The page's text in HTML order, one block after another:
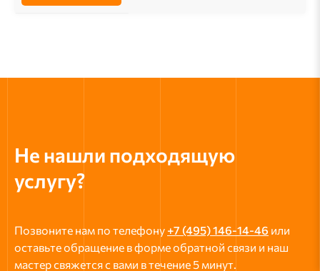
Не нашли подходящую
услугу?
Позвоните нам по телефону +7 (495) 146-14-46 или
оставьте обращение в форме обратной связи и наш
мастер свяжется с вами в течение 5 минут.